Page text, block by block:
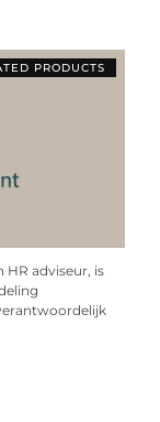
PRODUCTS
HR adviseur, is